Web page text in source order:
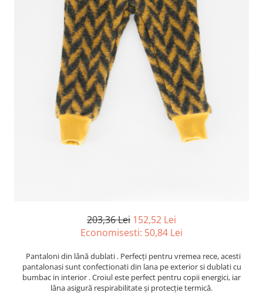
203,36 Lei 152,52 Lei
Economisesti: 50,84 Lei
Pantaloni din lânădublati . Perfecți pentru vremea rece, acesti
pantalonasi sunt confectionati din lana pe exterior si dublati cu
bumbac in interior . Croiul este perfect pentru copii energici, iar
lânaasigură respirabilitateși protecțietermică.